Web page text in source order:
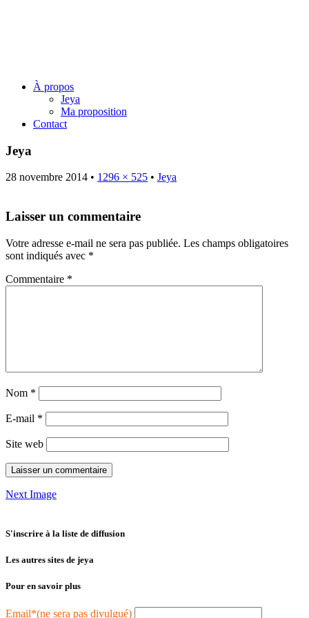
Menu
Skip
À propos
Jeya
Ma proposition
Contact
Jeya
28 novembre 2014 • 1296 × 525 • Jeya
Laisser un commentaire
Votre adresse e-mail ne sera pas publiée. Les champs obligatoires
sont indiqués avec *
Commentaire *
Nom *
E-mail *
Site web
Next Image
S'inscrire à la liste de diffusion
Les autres sites de jeya
Pour en savoir plus
Email*(ne sera pas divulgué)